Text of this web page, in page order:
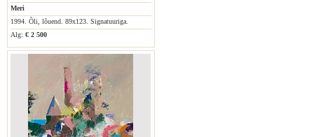
Meri
1994. Õli, lõuend. 89x123. Signatuuriga.
Alg: € 2 500